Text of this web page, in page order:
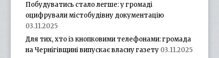
Побудуватись стало легше: у громаді
оцифрували містобудівну документацію
03.11.2025
Для тих, хто із кнопковими телефонами: громада
на Чернігівщині випускає власну газету 03.11.2025